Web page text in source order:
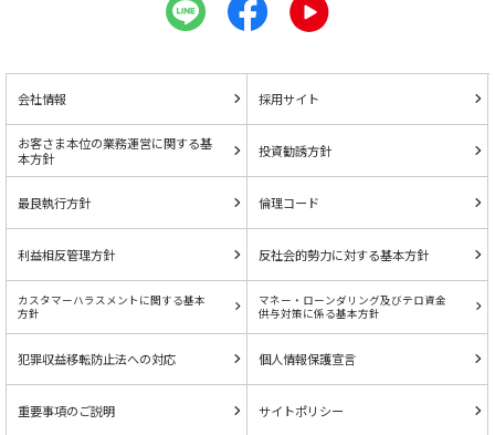
会社情報 採用サイト
お客さま本位の業務運営に関する基
本方針
投資勧誘方針
最良執行方針 倫理コード
利益相反管理方針 反社会的勢力に対する基本方針
カスタマーハラスメントに関する基本
方針
マネー・ローンダリング及びテロ資金
供与対策に係る基本方針
犯罪収益移転防止法への対応 個人情報保護宣言
重要事項のご説明 サイトポリシー